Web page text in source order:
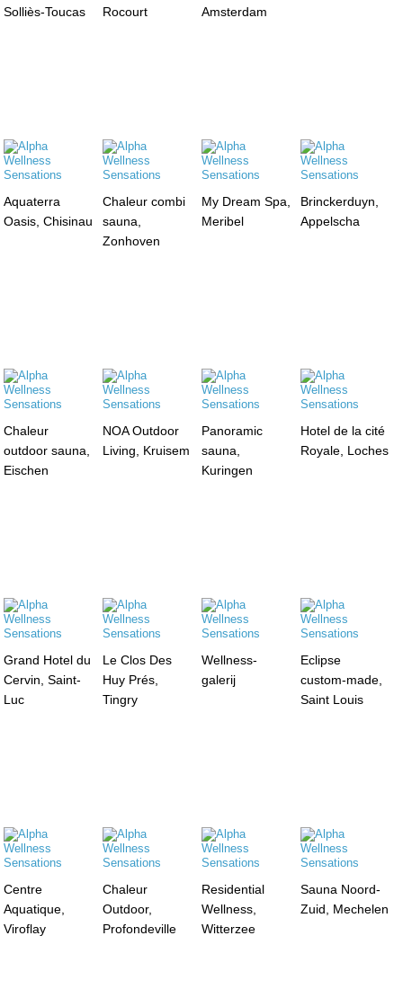
Solliès-Toucas
Rocourt
Amsterdam
Aquaterra
Oasis, Chisinau
Chaleur combi
sauna,
Zonhoven
My Dream Spa,
Meribel
Brinckerduyn,
Appelscha
Chaleur
outdoor sauna,
Eischen
NOA Outdoor
Living, Kruisem
Panoramic
sauna,
Kuringen
Hotel de la cité
Royale, Loches
Grand Hotel du
Cervin, Saint-
Luc
Le Clos Des
Huy Prés,
Tingry
Wellness-
galerij
Eclipse
custom-made,
Saint Louis
Centre
Aquatique,
Viroflay
Chaleur
Outdoor,
Profondeville
Residential
Wellness,
Witterzee
Sauna Noord-
Zuid, Mechelen